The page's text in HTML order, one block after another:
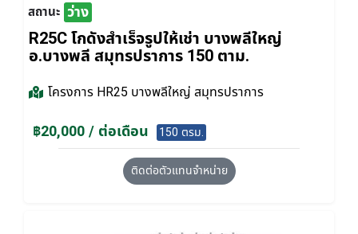
สถานะ ว่าง
R25C โกดังสำเร็จรูปให้เช่า บางพลีใหญ่
อ.บางพลี สมุทรปราการ 150 ตาม.
โครงการ HR25 บางพลีใหญ่ สมุทรปราการ
฿20,000 / ต่อเดือน 150 ตรม.
ติดต่อตัวแทนจำหน่าย